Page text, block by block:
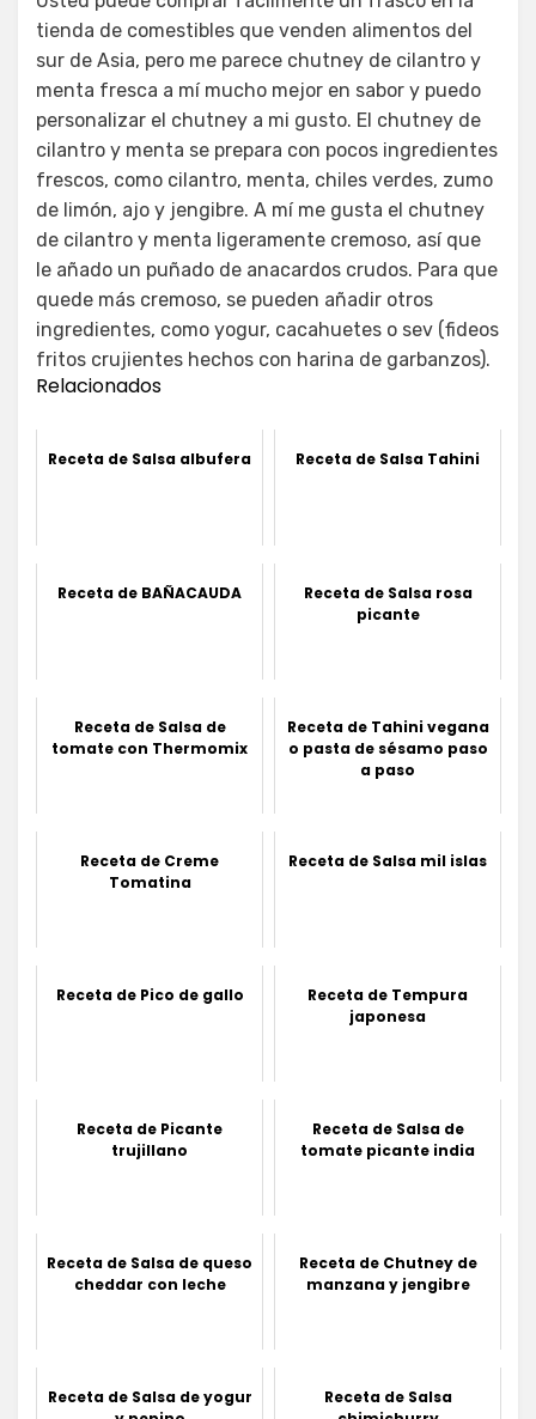
tienda de comestibles que venden alimentos del
sur de Asia, pero me parece chutney de cilantro y
menta fresca a mí mucho mejor en sabor y puedo
personalizar el chutney a mi gusto. El chutney de
cilantro y menta se prepara con pocos ingredientes
frescos, como cilantro, menta, chiles verdes, zumo
de limón, ajo y jengibre. A mí me gusta el chutney
de cilantro y menta ligeramente cremoso, así que
le añado un puñado de anacardos crudos. Para que
quede más cremoso, se pueden añadir otros
ingredientes, como yogur, cacahuetes o sev (fideos
fritos crujientes hechos con harina de garbanzos).
Relacionados
Receta de Salsa albufera Receta de Salsa Tahini
Receta de BAÑACAUDA
Receta de Salsa rosa
picante
Receta de Salsa de
tomate con Thermomix
Receta de Tahini vegana
o pasta de sésamo paso
a paso
Receta de Creme
Tomatina
Receta de Salsa mil islas
Receta de Pico de gallo
Receta de Tempura
japonesa
Receta de Picante
trujillano
Receta de Salsa de
tomate picante india
Receta de Salsa de queso
cheddar con leche
Receta de Chutney de
manzana y jengibre
Receta de Salsa de yogur
Receta de Salsa